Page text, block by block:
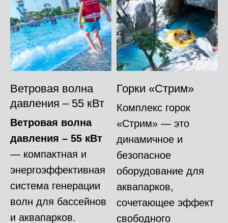
Ветровая волна
давления – 55 кВт
Ветровая волна
давления – 55 кВт
— компактная и
энергоэффективная
система генерации
волн для бассейнов
и аквапарков.
Горки «Стрим»
Комплекс горок
«Стрим» — это
динамичное и
безопасное
оборудование для
аквапарков,
сочетающее эффект
свободного